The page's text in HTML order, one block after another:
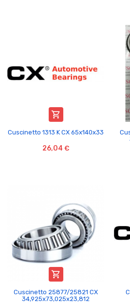

Cuscinetto 1313 K CX 65x140x33
26,04 €

Cuscinetto 25877/25821 CX
34,925x73,025x23,812